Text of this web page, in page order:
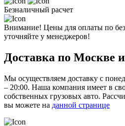
Безналичный расчет
Внимание! Цены для оплаты по
уточняйте у менеджеров!
Доставка по Москве
Мы осуществляем доставку с
– 20:00. Наша компания имеет в
собственных грузовых авто.
вы можете на данной странице